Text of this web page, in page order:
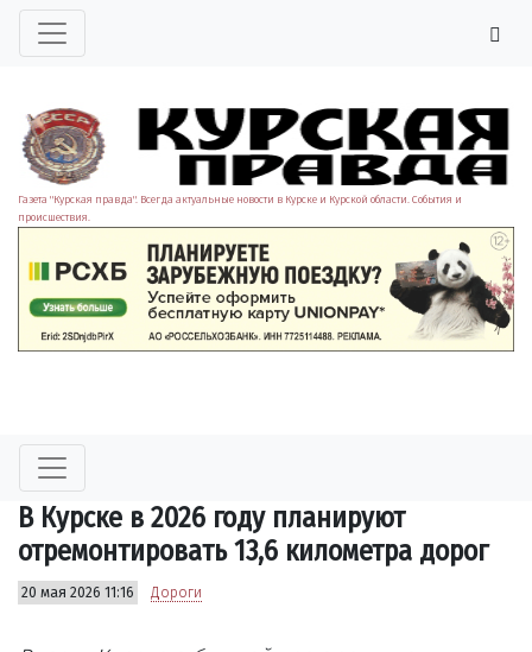
Газета "Курская правда". Всегда актуальные новости в Курске и Курской области. События и
происшествия.
В Курске в 2026 году планируют
отремонтировать 13,6 километра дорог
20 мая 2026 11:16 Дороги